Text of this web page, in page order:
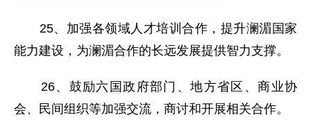
25、加强各领域人才培训合作，提升澜湄国家
能力建设，为澜湄合作的长远发展提供智力支撑。
26、鼓励六国政府部门、地方省区、商业协
会、民间组织等加强交流，商讨和开展相关合作。